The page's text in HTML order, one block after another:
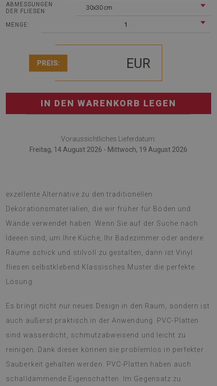
ABMESSUNGEN
DER FLIESEN:
30x30 cm
MENGE: 1
PREIS: EUR
IN DEN WARENKORB LEGEN
Voraussichtliches Lieferdatum:
Freitag, 14 August 2026 - Mittwoch, 19 August 2026
exzellente Alternative zu den traditionellen
Dekorationsmaterialien, die wir früher für Böden und
Wände verwendet haben. Wenn Sie auf der Suche nach
Ideeen sind, um Ihre Küche, Ihr Badezimmer oder andere
Räume schick und stilvoll zu gestalten, dann ist Vinyl
fliesen selbstklebend Klassisches Muster die perfekte
Lösung.
Es bringt nicht nur neues Design in den Raum, sondern ist
auch äußerst praktisch in der Anwendung. PVC-Platten
sind wasserdicht, schmutzabweisend und leicht zu
reinigen. Dank dieser können sie problemlos in perfekter
Sauberkeit gehalten werden. PVC-Platten haben auch
schalldämmende Eigenschaften. Im Gegensatz zu